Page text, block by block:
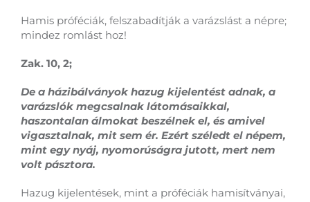
Hamis próféciák, felszabadítják a varázslást a népre;
mindez romlást hoz!
Zak. 10, 2;
De a házibálványok hazug kijelentést adnak, a
varázslók megcsalnak látomásaikkal,
haszontalan álmokat beszélnek el, és amivel
vigasztalnak, mit sem ér. Ezért széledt el népem,
mint egy nyáj, nyomorúságra jutott, mert nem
volt pásztora.
Hazug kijelentések, mint a próféciák hamisítványai,